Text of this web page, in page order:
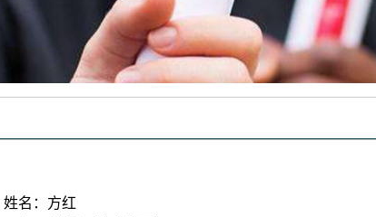
姓名：方红